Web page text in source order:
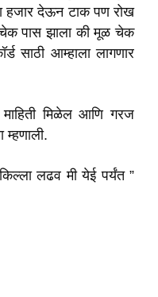
हजार देऊन टाक पण रोख
पास झाला की मूळ चेक
साठी आम्हाला लागणार
मिळेल आणि गरज
म्हणाली.
लढव मी येई पर्यंत ”